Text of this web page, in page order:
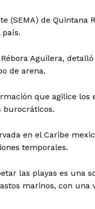
(SEMA) de Quintana
Aguilera,
de arena.
que agilice los
burocráticos.
en el Caribe
temporales.
las playas es una
marinos, con una